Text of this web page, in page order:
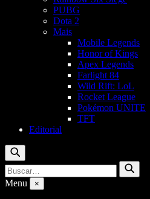
PUBG
Dota 2
Mais
Mobile Legends
Honor of Kings
Apex Legends
Farlight 84
Wild Rift: LoL
Rocket League
Pokémon UNITE
TFT
Editorial
Buscar
Buscar
por:
Buscar
Menu ×